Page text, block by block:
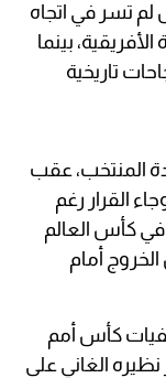
تسر في اتجاه
بينما
تاريخية
المنتخب، عقب
القرار رغم
في كأس العالم
أمام
كأس أمم
نظيره الغاني على